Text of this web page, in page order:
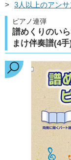
>
3人以上のアン
ピアノ連弾
譜めくりのい
まけ伴奏譜(4